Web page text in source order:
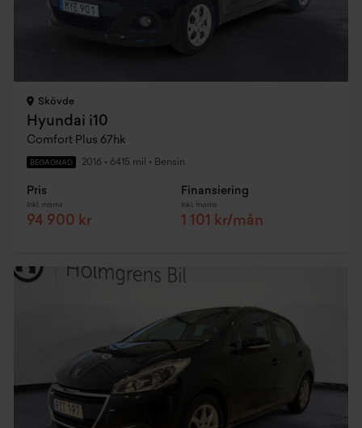
Skövde
Hyundai i10
Comfort Plus 67hk
BEGAGNAD 2016 • 6415 mil • Bensin
Pris
Inkl. moms
94 900 kr
Finansiering
Inkl. moms
1 101 kr/mån